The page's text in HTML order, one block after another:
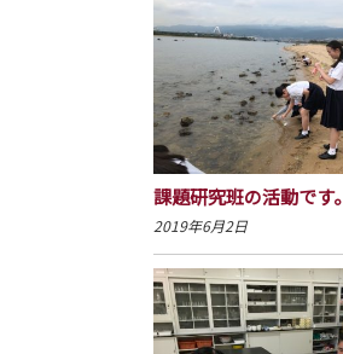
課題研究班の活動です。
2019年6月2日